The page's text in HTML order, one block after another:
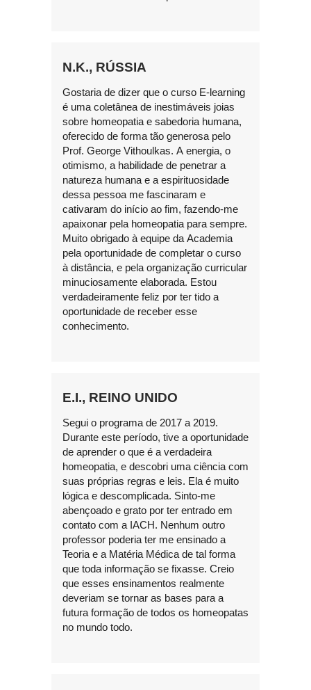
N.K., RÚSSIA
Gostaria de dizer que o curso E-learning
é uma coletânea de inestimáveis joias
sobre homeopatia e sabedoria humana,
oferecido de forma tão generosa pelo
Prof. George Vithoulkas. A energia, o
otimismo, a habilidade de penetrar a
natureza humana e a espirituosidade
dessa pessoa me fascinaram e
cativaram do início ao fim, fazendo-me
apaixonar pela homeopatia para sempre.
Muito obrigado à equipe da Academia
pela oportunidade de completar o curso
à distância, e pela organização curricular
minuciosamente elaborada. Estou
verdadeiramente feliz por ter tido a
oportunidade de receber esse
conhecimento.
E.I., REINO UNIDO
Segui o programa de 2017 a 2019.
Durante este período, tive a oportunidade
de aprender o que é a verdadeira
homeopatia, e descobri uma ciência com
suas próprias regras e leis. Ela é muito
lógica e descomplicada. Sinto-me
abençoado e grato por ter entrado em
contato com a IACH. Nenhum outro
professor poderia ter me ensinado a
Teoria e a Matéria Médica de tal forma
que toda informação se fixasse. Creio
que esses ensinamentos realmente
deveriam se tornar as bases para a
futura formação de todos os homeopatas
no mundo todo.